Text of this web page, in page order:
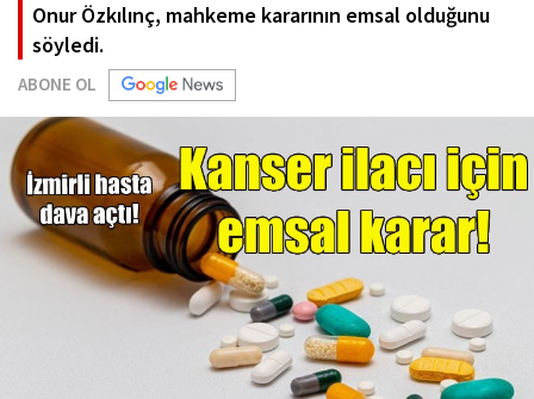
Onur Özkılınç, mahkeme kararının emsal olduğunu
söyledi.
ABONE OL